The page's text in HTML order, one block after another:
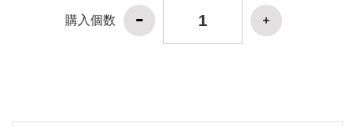
購入個数